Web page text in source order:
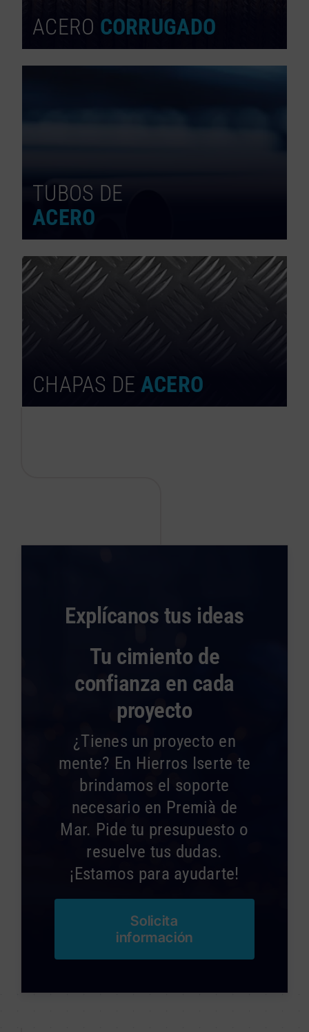
ACERO CORRUGADO
TUBOS DE
ACERO
CHAPAS DE ACERO
Explícanos tus ideas
Tu cimiento de
confianza en cada
proyecto
¿Tienes un proyecto en
mente? En Hierros Iserte te
brindamos el soporte
necesario en Premià de
Mar. Pide tu presupuesto o
resuelve tus dudas.
¡Estamos para ayudarte!
Solicita
información